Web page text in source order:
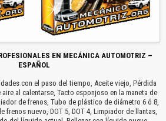
EN MECÁNICA AUTOMOTRIZ –
ESPAÑOL
con el paso del tiempo, Aceite viejo, Pérdida
al calentarse, Tacto esponjoso en la maneta de
de frenos, Tubo de plástico de diámetro 6 ó 8,
nuevo, DOT 5, DOT 4, Limpiador de llantas,